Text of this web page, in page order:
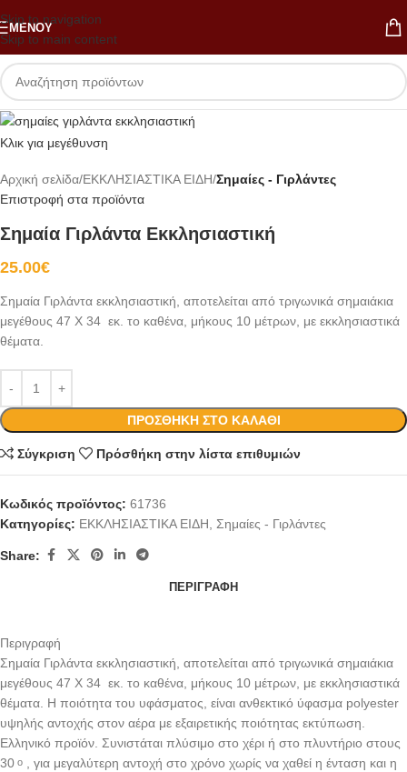
Skip to navigation
Skip to main content
ΜΕΝΟΎ
Κλικ για μεγέθυνση
Αρχική σελίδα ΕΚΚΛΗΣΙΑΣΤΙΚΑ ΕΙΔΗ Σημαίες - Γιρλάντες
Επιστροφή στα προϊόντα
Σημαία Γιρλάντα Εκκλησιαστική
25.00€
Σημαία Γιρλάντα εκκλησιαστική, αποτελείται από τριγωνικά σημαιάκια
μεγέθους 47 Χ 34 εκ. το καθένα, μήκους 10 μέτρων, με εκκλησιαστικά
θέματα.
ΠΡΟΣΘΉΚΗ ΣΤΟ ΚΑΛΆΘΙ
Σύγκριση Πρόσθήκη στην λίστα επιθυμιών
Κωδικός προϊόντος: 61736
Κατηγορίες: ΕΚΚΛΗΣΙΑΣΤΙΚΑ ΕΙΔΗ, Σημαίες - Γιρλάντες
Share:
ΠΕΡΙΓΡΑΦΉ
Περιγραφή
Σημαία Γιρλάντα εκκλησιαστική, αποτελείται από τριγωνικά σημαιάκια
μεγέθους 47 Χ 34 εκ. το καθένα, μήκους 10 μέτρων, με εκκλησιαστικά
θέματα. Η ποιότητα του υφάσματος, είναι ανθεκτικό ύφασμα polyester
υψηλής αντοχής στον αέρα με εξαιρετικής ποιότητας εκτύπωση.
Ελληνικό προϊόν. Συνιστάται πλύσιμο στο χέρι ή στο πλυντήριο στους
30 ο , για μεγαλύτερη αντοχή στο χρόνο χωρίς να χαθεί η ένταση και η